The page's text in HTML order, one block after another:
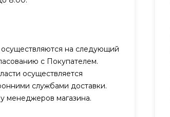
на следующий
с Покупателем.
осуществляется
службами доставки.
менеджеров магазина.